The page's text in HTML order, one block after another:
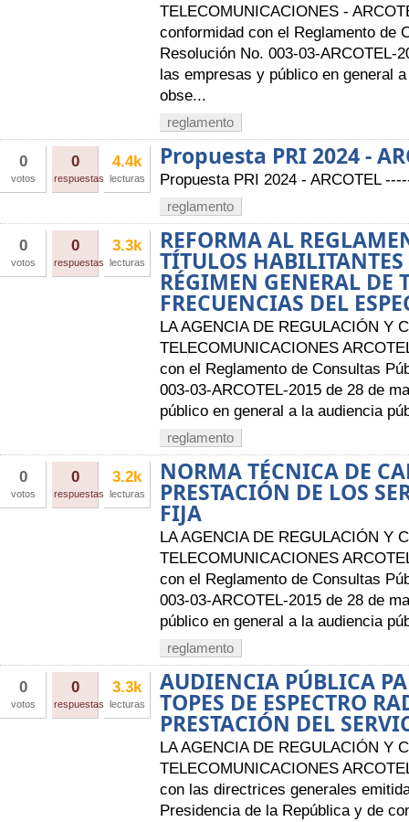
TELECOMUNICACIONES -
conformidad con el Reglamento de
Resolución No. 003-03-ARCOTEL-
las empresas y público en general
obse...
reglamento
0
votos
0
respuestas
4.4k
lecturas
Propuesta PRI 2024 -
Propuesta PRI 2024 - ARCOTEL
reglamento
0
votos
0
respuestas
3.3k
lecturas
REFORMA AL
TÍTULOS
RÉGIMEN GENERAL DE
FRECUENCIAS DEL
LA AGENCIA DE REGULACIÓN Y
TELECOMUNICACIONES
con el Reglamento de Consultas
003-03-ARCOTEL-2015 de 28 de
público en general a la audiencia
reglamento
0
votos
0
respuestas
3.2k
lecturas
NORMA TÉCNICA DE
PRESTACIÓN DE LOS
FIJA
LA AGENCIA DE REGULACIÓN Y
TELECOMUNICACIONES
con el Reglamento de Consultas
003-03-ARCOTEL-2015 de 28 de
público en general a la audiencia
reglamento
0
votos
0
respuestas
3.3k
lecturas
AUDIENCIA PÚBLICA
TOPES DE ESPECTRO
PRESTACIÓN DEL
LA AGENCIA DE REGULACIÓN Y
TELECOMUNICACIONES
con las directrices generales
Presidencia de la República y de